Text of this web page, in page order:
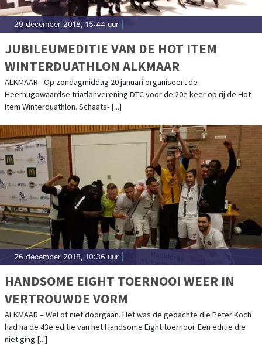
29 december 2018, 15:44 uur
JUBILEUMEDITIE VAN DE HOT ITEM
WINTERDUATHLON ALKMAAR
ALKMAAR - Op zondagmiddag 20 januari organiseert de
Heerhugowaardse triatlonverening DTC voor de 20e keer op rij de Hot
Item Winterduathlon. Schaats- [...]
26 december 2018, 10:36 uur
HANDSOME EIGHT TOERNOOI WEER IN
VERTROUWDE VORM
ALKMAAR – Wel of niet doorgaan. Het was de gedachte die Peter Koch
had na de 43e editie van het Handsome Eight toernooi. Een editie die
niet ging [...]